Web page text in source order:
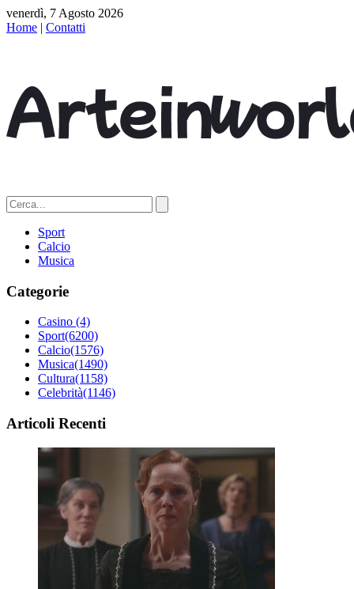
venerdì, 7 Agosto 2026
Home | Contatti
Sport
Calcio
Musica
Categorie
Casino (4)
Sport(6200)
Calcio(1576)
Musica(1490)
Cultura(1158)
Celebrità(1146)
Articoli Recenti